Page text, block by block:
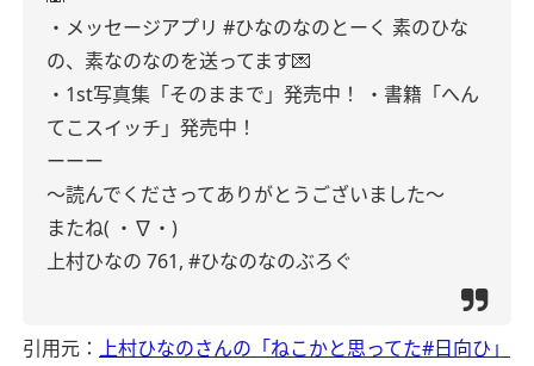
・メッセージアプリ #ひなのなのとーく 素のひな
の、素なのなのを送ってます💌
・1st写真集「そのままで」発売中！
・書籍「へん
てこスイッチ」発売中！
ーーー
〜読んでくださってありがとうございました〜
またね( ・∇・)
上村ひなの 761, #ひなのなのぶろぐ
引用元： 上村ひなのさんの「ねこかと思ってた#日向ひ」